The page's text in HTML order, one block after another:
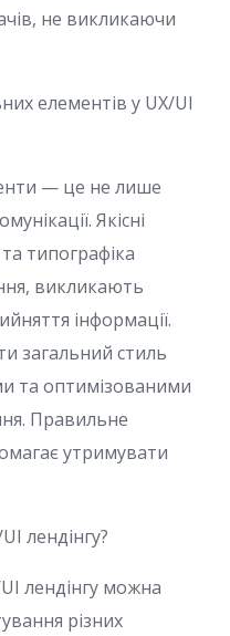
не викликаючи
елементів у UX/UI
— це не лише
Якісні
типографіка
викликають
інформації.
загальний стиль
та оптимізованими
Правильне
утримувати
лендінгу?
лендінгу можна
різних